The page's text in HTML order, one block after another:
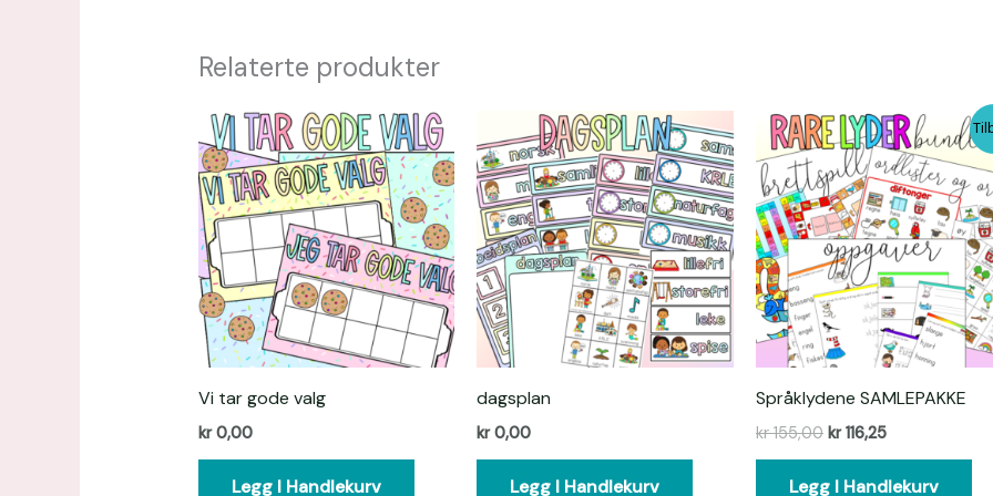
Relaterte produkter
Vi tar gode valg
kr0,00
Legg I Handlekurv
dagsplan
kr0,00
Legg I Handlekurv
Språklydene SAMLEPAKKE
kr155,00
Opprinnelig
pris
var:
kr 155,00.
kr116,25
Nåværende
pris
er:
kr 116,25.
Legg I Handlekurv